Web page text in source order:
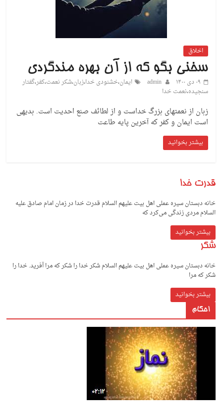
اخلاق
سخنی بگو که از آن بهره مندگردی
۰۹ دی ۱۴۰۰ admin ایمان،خشنودی خدا،زبان،شکر نعمت،کفر،گفتار
سنجیده،نعمت خدا
زبان از نعمتهای بزرگ خداست و از لطائف صنع احدیت است. بدیهی
است ایمان و کفر که آخرین پایه طاعت
بیشتر بخوانید
قدرت خدا
خانه دبستان سیره عملی اهل بیت علیهم السلام قدرت خدا در زمان امام صادق علیه
السلام مردی زندگی می‌کرد که
بیشتر بخوانید
شکر
خانه دبستان سیره عملی اهل بیت علیهم السلام شکر خدا را شکر که مرا آفرید. خدا را
شکر که مرا
بیشتر بخوانید
احکام